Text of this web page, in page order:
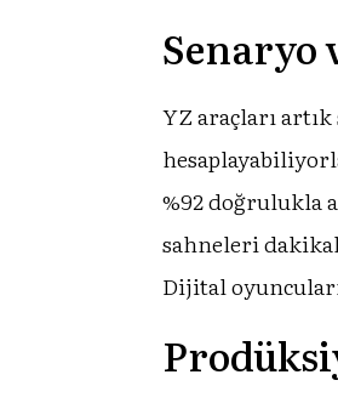
Senaryo
YZ araçları
%92 doğrulukla
sahneleri
Dijital